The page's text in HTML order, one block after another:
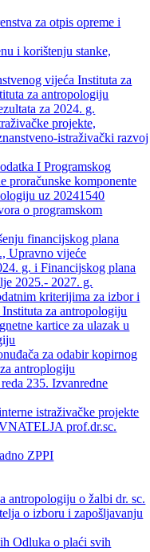
za otpis opreme i
i korištenju stanke,
vijeća Instituta za
za antropologiju
za 2024. g.
projekte,
istraživački razvoj
I Programskog
proračunske komponente
uz 20241540
o programskom
financijskog plana
Upravno vijeće
g. i Financijskog plana
2025.- 2027. g.
kriterijima za izbor i
za antropologiju
kartice za ulazak u
za odabir kopirnog
antroplogiju
235. Izvanredne
istraživačke projekte
prof.dr.sc.
ZPPI
antropologiju o žalbi dr. sc.
o izboru i zapošljavanju
Odluka o plaći svih